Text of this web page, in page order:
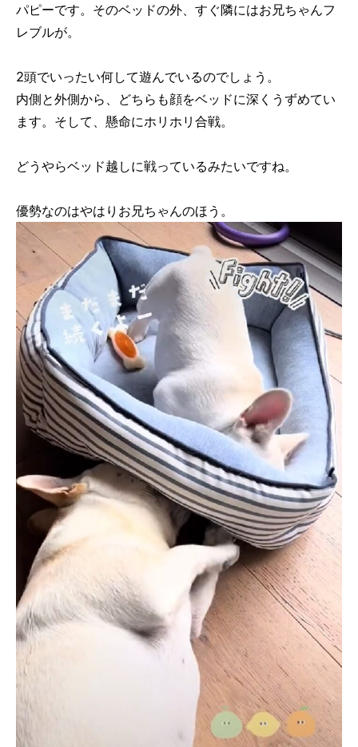
パピーです。そのベッドの外、すぐ隣にはお兄ちゃんフ
レブルが。
2頭でいったい何して遊んでいるのでしょう。
内側と外側から、どちらも顔をベッドに深くうずめてい
ます。そして、懸命にホリホリ合戦。
どうやらベッド越しに戦っているみたいですね。
優勢なのはやはりお兄ちゃんのほう。